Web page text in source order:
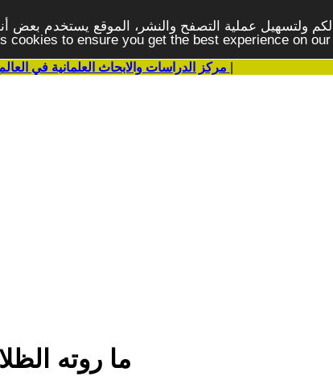
ولتسهيل عملية التصفح والنشر، الموقع يستخدم بعض
cookies to ensure you get the best experience on
ما روته